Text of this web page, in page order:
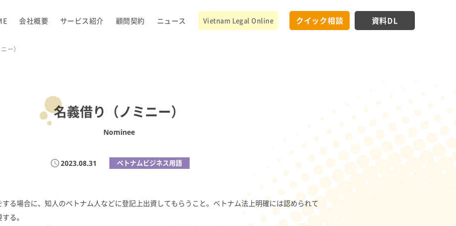
会社概要 サービス紹介 顧問契約 ニュース Vietnam Legal Online クイック相談 資料DL
ー）
名義借り（ノミニー）
Nominee
2023.08.31 ベトナムビジネス用語
る場合に、知人のベトナム人などに登記上出資してもらうこと。ベトナム法上明確には認められて
る。